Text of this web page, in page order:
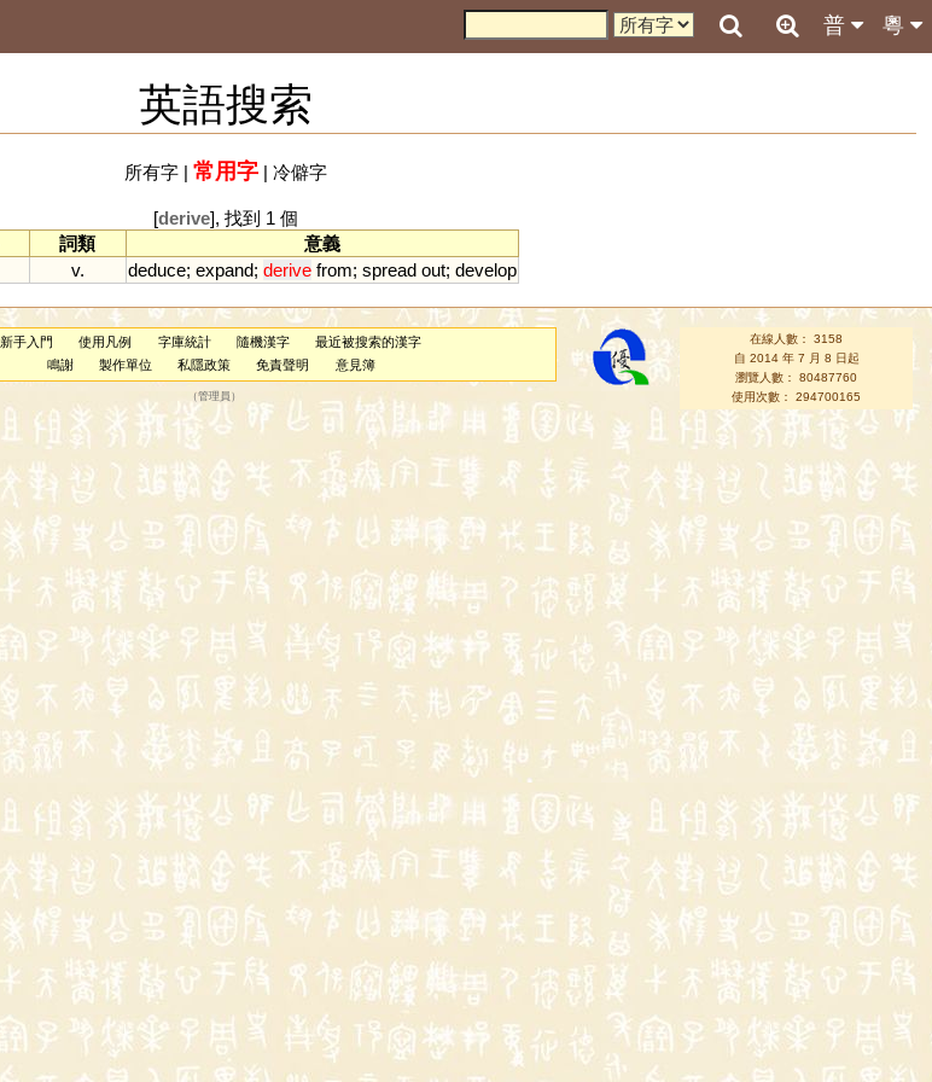
粵
普
英語搜索
所有字| 常用字| 冷僻字
[derive], 找到 1 個
詞類
意義
v. deduce; expand; derive from; spread out; develop
新手入門 使用凡例 字庫統計 隨機漢字
最近被搜索的漢字
鳴謝
製作單位 私隱政策 免責聲明 意見簿
（管理員 ）
在線人數： 3158
自 2014 年 7 月 8 日起
瀏覽人數： 80487760
使用次數： 294700165